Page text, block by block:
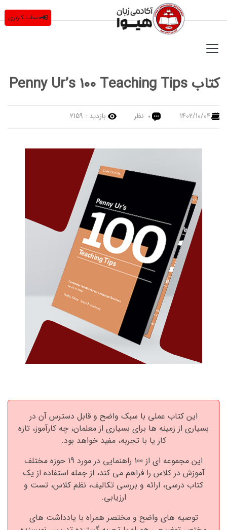
حساب کاربری
کتاب Penny Ur’s 100 Teaching Tips
1402/10/04
0 نظر بازدید : 2159
این کتاب عملی با سبک واضح و قابل دسترس آن در
بسیاری از زمینه ها برای بسیاری از معلمان، چه کارآموز، تازه
کار یا با تجربه، مفید خواهد بود.
این مجموعه ای از 100 راهنمایی در مورد 19 حوزه مختلف
آموزش در کلاس را فراهم می کند، از جمله استفاده از یک
کتاب درسی، ارائه و بررسی تکالیف، نظم کلاس، تست و
ارزیابی.
توصیه های واضح و مختصر همراه با یادداشت های